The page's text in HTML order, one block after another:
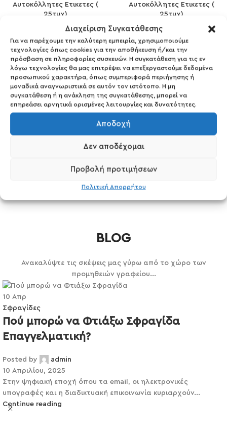
Διαχείριση Συγκατάθεσης
Για να παρέχουμε την καλύτερη εμπειρία, χρησιμοποιούμε
τεχνολογίες όπως cookies για την αποθήκευση ή/και την
πρόσβαση σε πληροφορίες συσκευών. Η συγκατάθεση για τις εν
λόγω τεχνολογίες θα μας επιτρέψει να επεξεργαστούμε δεδομένα
προσωπικού χαρακτήρα, όπως συμπεριφορά περιήγησης ή
μοναδικά αναγνωριστικά σε αυτόν τον ιστότοπο. Η μη
συγκατάθεση ή η ανάκληση της συγκατάθεσης, μπορεί να
επηρεάσει αρνητικά ορισμένες λειτουργίες και δυνατότητες.
Αποδοχή
Δεν αποδέχομαι
Προβολή προτιμήσεων
Πολιτική Απορρήτου
Αυτοκόλλητες Ετικετες (
25τμχ)
Αυτοκόλλητες Ετικετες (
25τμχ)
SFRAGIDA
Τεχνολογία
Μοναδικά gadgets με την τελευταία λέξη της
τεχνολογίας όπως κάμερες ασφαλείας,
BLOG
Ανακαλύψτε τις σκέψεις μας γύρω από το χώρο των
προμηθειών γραφείου...
10 Απρ
Σφραγίδες
Πού μπορώ να Φτιάξω Σφραγίδα
Επαγγελματική?
Posted by
admin
10 Απριλίου, 2025
Στην ψηφιακή εποχή όπου τα email, οι ηλεκτρονικές
υπογραφές και η διαδικτυακή επικοινωνία κυριαρχούν...
Continue reading